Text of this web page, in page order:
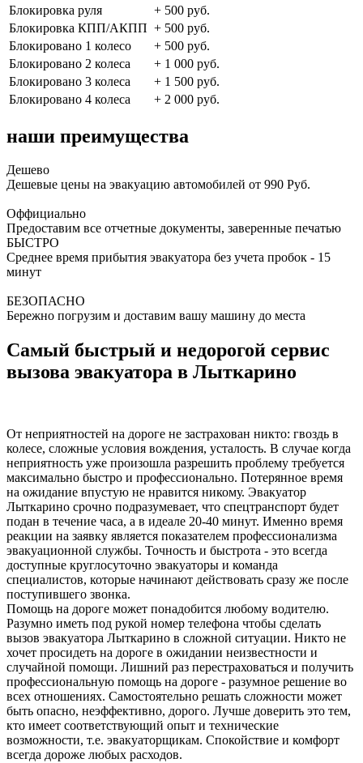
Блокировка руля
+ 500 руб.
Блокировка КПП/АКПП + 500 руб.
Блокировано 1 колесо
+ 500 руб.
Блокировано 2 колеса
+ 1 000 руб.
Блокировано 3 колеса
+ 1 500 руб.
Блокировано 4 колеса
+ 2 000 руб.
наши преимущества
Дешево
Дешевые цены на эвакуацию автомобилей от 990 Руб.
Оффициально
Предоставим все отчетные документы, заверенные печатью
БЫСТРО
Среднее время прибытия эвакуатора без учета пробок - 15
минут
БЕЗОПАСНО
Бережно погрузим и доставим вашу машину до места
Самый быстрый и недорогой сервис
вызова эвакуатора в Лыткарино
От неприятностей на дороге не застрахован никто: гвоздь в
колесе, сложные условия вождения, усталость. В случае когда
неприятность уже произошла разрешить проблему требуется
максимально быстро и профессионально. Потерянное время
на ожидание впустую не нравится никому. Эвакуатор
Лыткарино срочно подразумевает, что спецтранспорт будет
подан в течение часа, а в идеале 20-40 минут. Именно время
реакции на заявку является показателем профессионализма
эвакуационной службы. Точность и быстрота - это всегда
доступные круглосуточно эвакуаторы и команда
специалистов, которые начинают действовать сразу же после
поступившего звонка.
Помощь на дороге может понадобится любому водителю.
Разумно иметь под рукой номер телефона чтобы сделать
вызов эвакуатора Лыткарино в сложной ситуации. Никто не
хочет просидеть на дороге в ожидании неизвестности и
случайной помощи. Лишний раз перестраховаться и получить
профессиональную помощь на дороге - разумное решение во
всех отношениях. Самостоятельно решать сложности может
быть опасно, неэффективно, дорого. Лучше доверить это тем,
кто имеет соответствующий опыт и технические
возможности, т.е. эвакуаторщикам. Спокойствие и комфорт
всегда дороже любых расходов.